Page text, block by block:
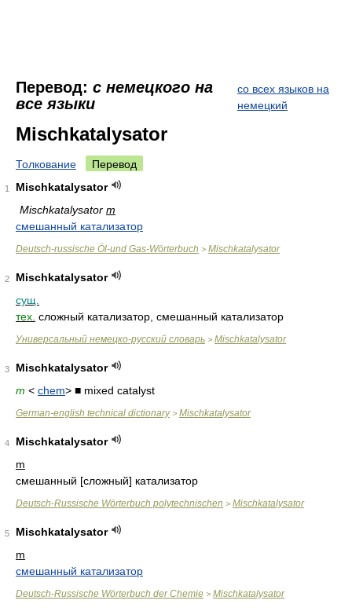
Перевод: с немецкого на
все языки
со всех языков на
немецкий
Mischkatalysator
Толкование Перевод
1
Mischkatalysator
Mischkatalysator m
смешанный катализатор
Deutsch-russische Öl-und Gas-Wörterbuch > Mischkatalysator
2
Mischkatalysator
сущ.
тех. сложный катализатор, смешанный катализатор
Универсальный немецко-русский словарь > Mischkatalysator
3
Mischkatalysator
m < chem> ■ mixed catalyst
German-english technical dictionary> Mischkatalysator
4
Mischkatalysator
m
смешанный [сложный] катализатор
Deutsch-Russische Wörterbuch polytechnischen > Mischkatalysator
5
Mischkatalysator
m
смешанный катализатор
Deutsch-Russische Wörterbuch der Chemie > Mischkatalysator